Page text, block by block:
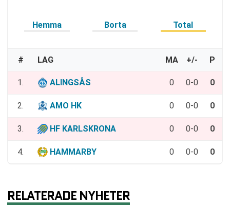
Hemma Borta Total
# LAG MA +/- P
1. ALINGSÅS 0 0-0 0
2. AMO HK 0 0-0 0
3. HF KARLSKRONA 0 0-0 0
4. HAMMARBY 0 0-0 0
RELATERADE NYHETER